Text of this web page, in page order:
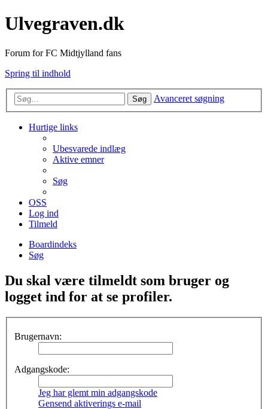
Ulvegraven.dk
Forum for FC Midtjylland fans
Spring til indhold
Søg Avanceret søgning
Hurtige links
Ubesvarede indlæg
Aktive emner
Søg
OSS
Log ind
Tilmeld
Boardindeks
Søg
Du skal være tilmeldt som bruger og
logget ind for at se profiler.
Brugernavn:
Adgangskode:
Jeg har glemt min adgangskode
Gensend aktiverings e-mail